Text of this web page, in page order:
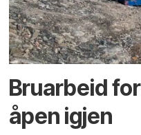
Bruarbeid
åpen igjen